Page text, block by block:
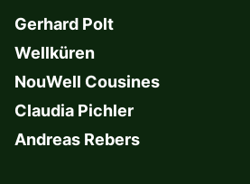
Gerhard Polt
Wellküren
NouWell Cousines
Claudia Pichler
Andreas Rebers